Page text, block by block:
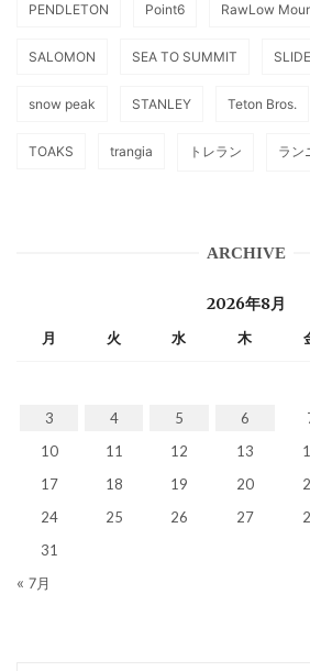
PENDLETON Point6 RawLow
SALOMON SEA TO SUMMIT SLIDE
snow peak STANLEY Teton Bros.
TOAKS trangia トレラン ラン
ARCHIVE
2026年8月
月 火 水 木
3
4 5 6
10
11 12 13
17
18 19 20
24
25 26 27
31
« 7月